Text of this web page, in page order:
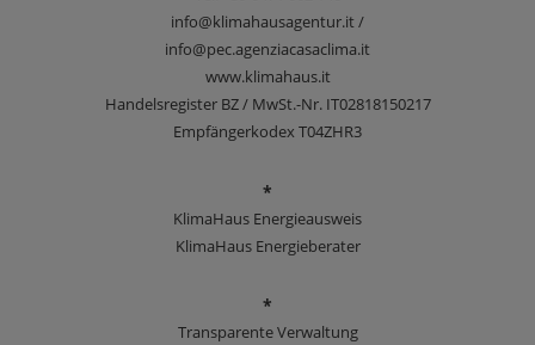
info@klimahausagentur.it /
info@pec.agenziacasaclima.it
www.klimahaus.it
Handelsregister BZ / MwSt.-Nr. IT02818150217
Empfängerkodex T04ZHR3
*
KlimaHaus Energieausweis
KlimaHaus Energieberater
*
Transparente Verwaltung